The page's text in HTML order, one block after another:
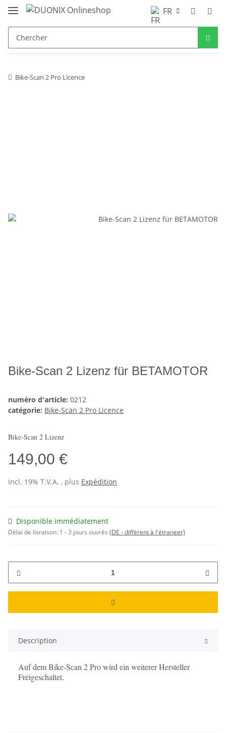
FR
Bike-Scan 2 Pro Licence
Bike-Scan 2 Lizenz für BETAMOTOR
numéro d'article: 0212
catégorie: Bike-Scan 2 Pro Licence
Bike-Scan 2 Lizenz
149,00 €
Incl. 19% T.V.A. , plus Expédition
Disponible immédiatement
Délai de livraison: 1 - 3 jours ouvrés (DE - différent à l'étranger)
Description
Auf dem Bike-Scan 2 Pro wird ein weiterer Hersteller
Freigeschaltet.